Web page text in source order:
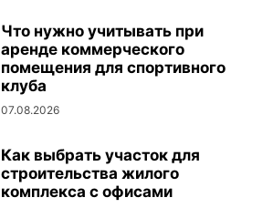
Что нужно учитывать при
аренде коммерческого
помещения для спортивного
клуба
07.08.2026
Как выбрать участок для
строительства жилого
комплекса с офисами